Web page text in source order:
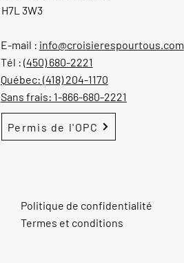
H7L 3W3
E-mail : info@croisierespourtous.com
Tél : (450) 680-2221
Québec: (418) 204-1170
Sans frais: 1-866-680-2221
Permis de l'OPC
Politique de confidentialité
Termes et conditions